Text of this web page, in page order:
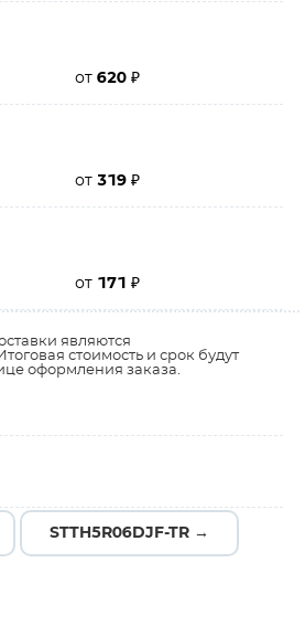
от 620 ₽
от 319 ₽
от 171 ₽
являются
стоимость и срок будут
оформления заказа.
STTH5R06DJF-TR →